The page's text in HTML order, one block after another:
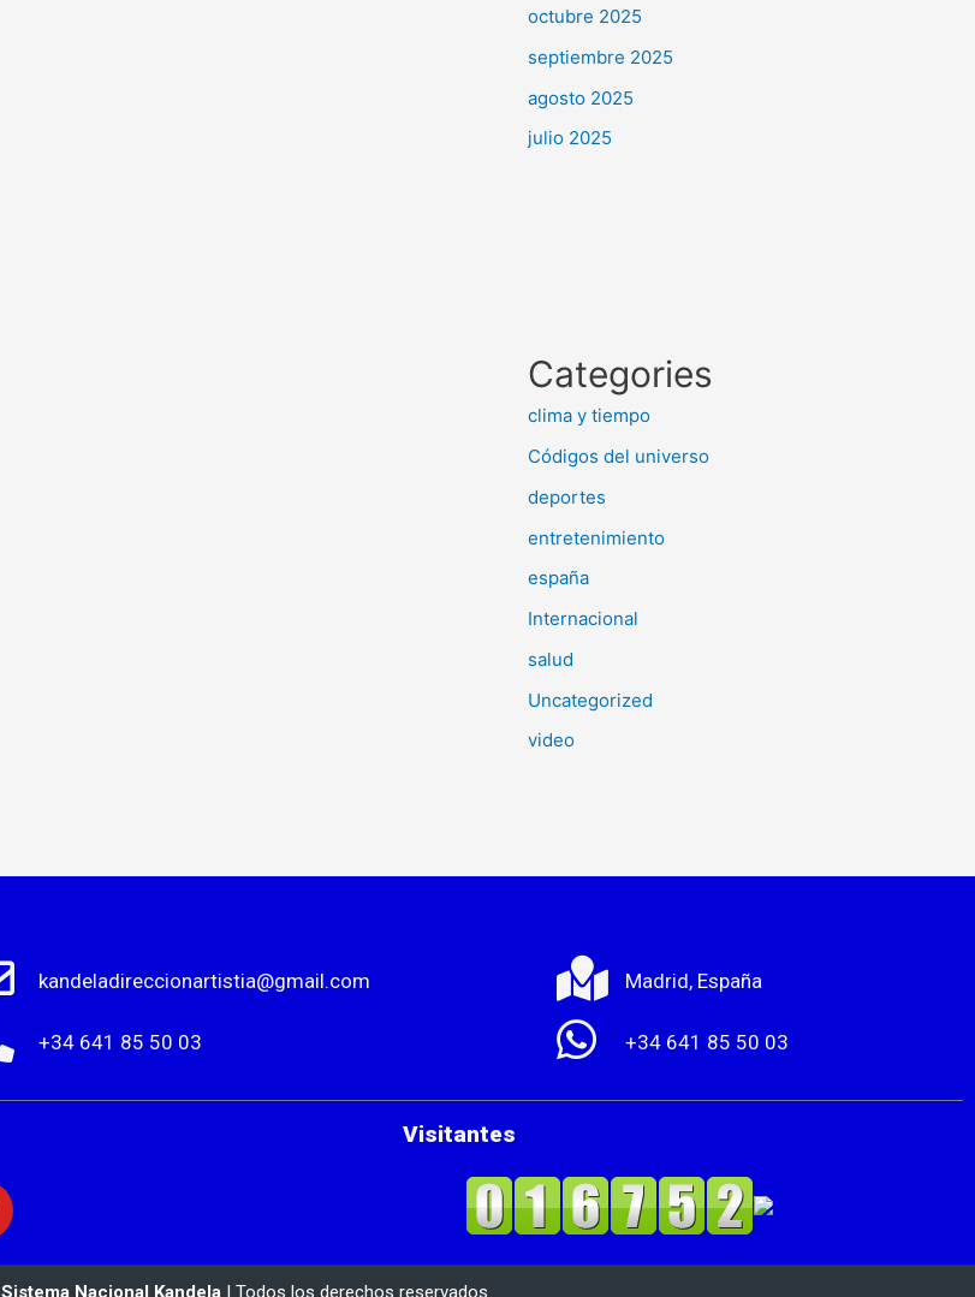
octubre 2025
septiembre 2025
agosto 2025
julio 2025
Categories
clima y tiempo
Códigos del universo
deportes
entretenimiento
españa
Internacional
salud
Uncategorized
video
kandeladireccionartistia@gmail.com
+34 641 85 50 03
Madrid, España
+34 641 85 50 03
Visitantes
Sistema Nacional Kandela | Todos los derechos reservados.